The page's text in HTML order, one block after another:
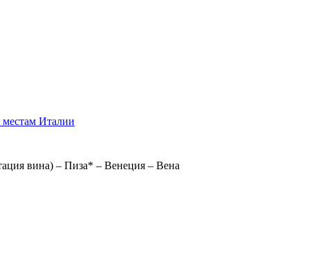
Италии
вина) – Пиза* – Венеция – Вена